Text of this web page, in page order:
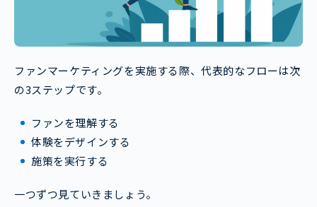
ファンマーケティングを実施する際、代表的なフローは次
の3ステップです。
ファンを理解する
体験をデザインする
施策を実行する
一つずつ見ていきましょう。